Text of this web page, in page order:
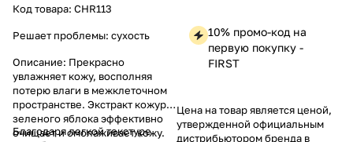
Код товара: CHR113
Решает проблемы: сухость
Описание: Прекрасно
увлажняет кожу, восполняя
потерю влаги в межклеточном
пространстве. Экстракт кожуры
зеленого яблока эффективно
очищает и омолаживает кожу.
Благодаря легкой текстуре
10% промо-код на
первую покупку -
FIRST
Цена на товар является ценой,
утвержденной официальным
дистрибьютором бренда в